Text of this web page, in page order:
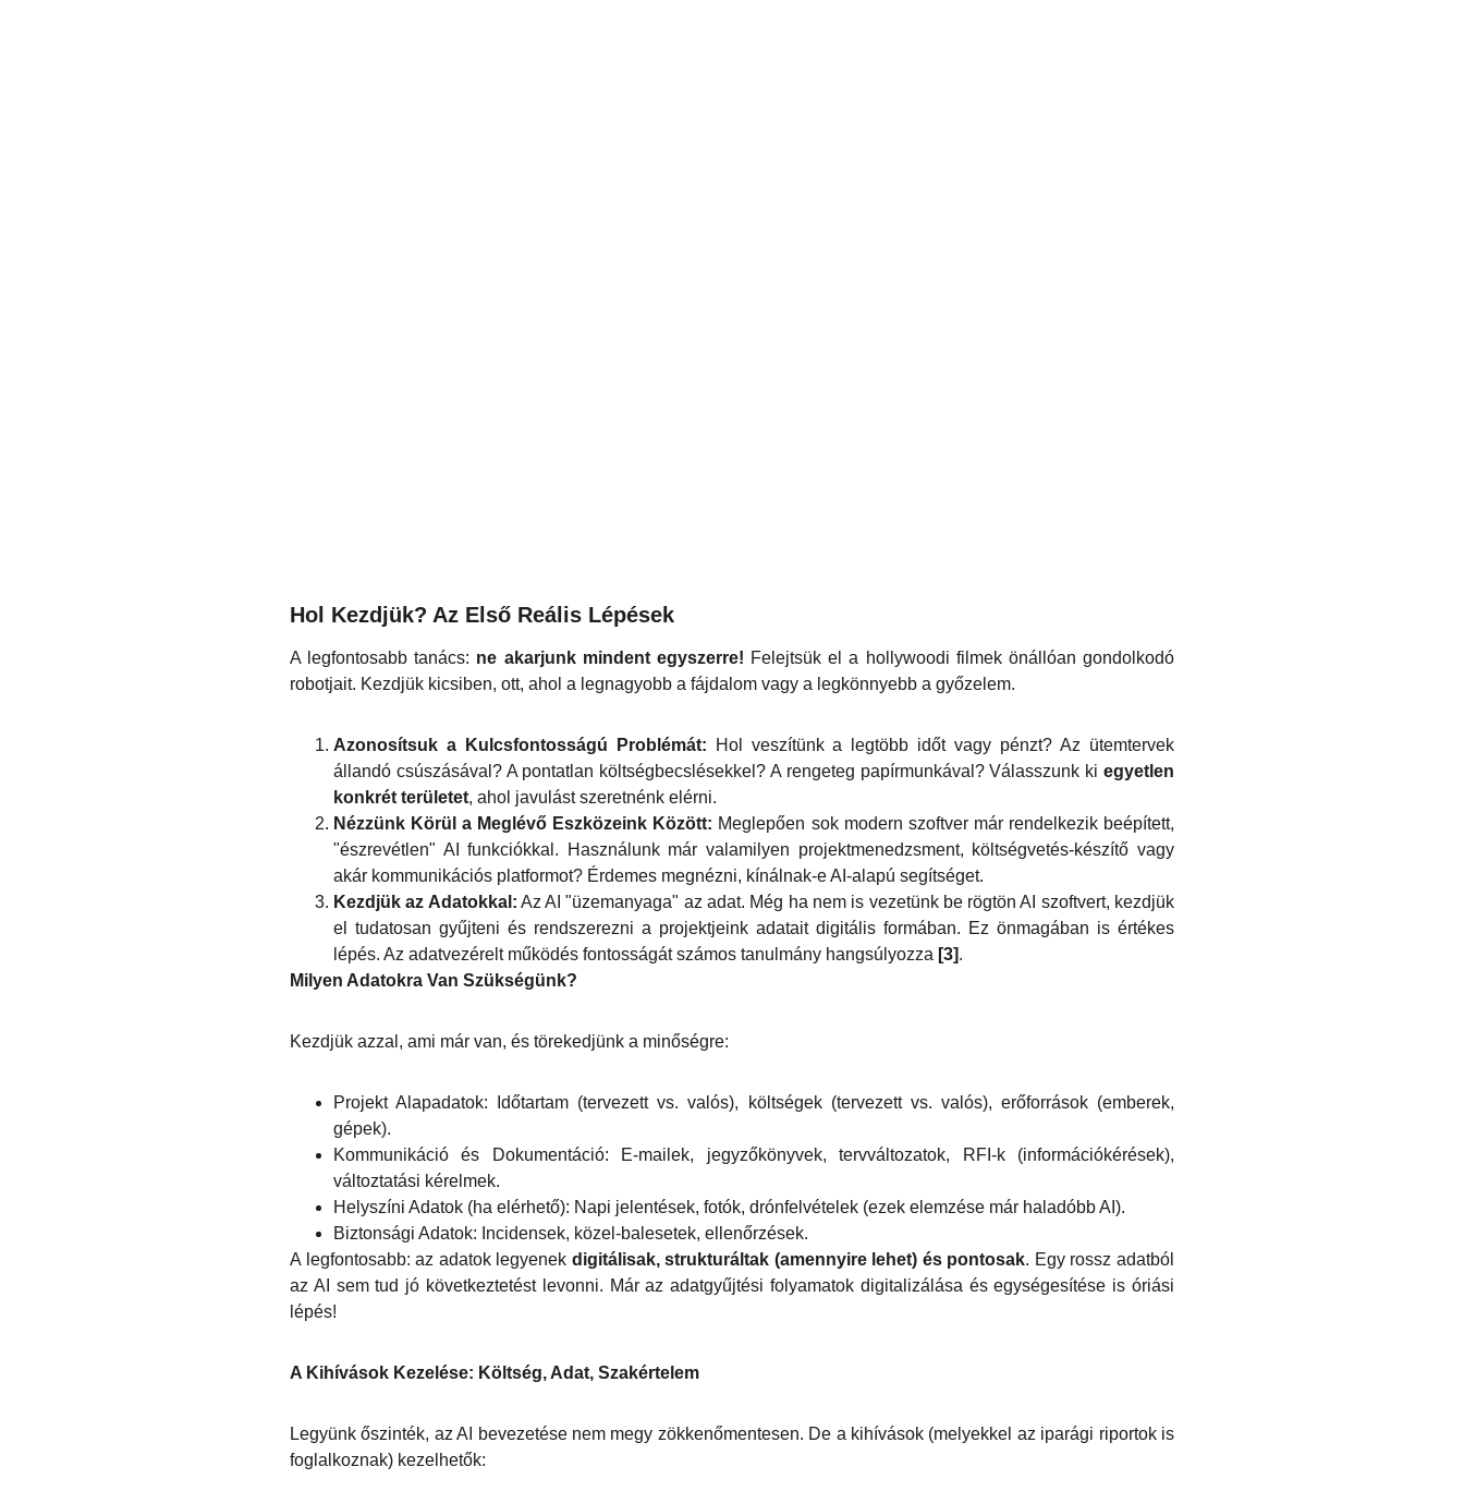
Hol Kezdjük? Az Első Reális Lépések
A legfontosabb tanács: ne akarjunk mindent egyszerre! Felejtsük el a hollywoodi filmek önállóan gondolkodó
robotjait. Kezdjük kicsiben, ott, ahol a legnagyobb a fájdalom vagy a legkönnyebb a győzelem.
Azonosítsuk a Kulcsfontosságú Problémát: Hol veszítünk a legtöbb időt vagy pénzt? Az ütemtervek
állandó csúszásával? A pontatlan költségbecslésekkel? A rengeteg papírmunkával? Válasszunk ki egyetlen
konkrét területet, ahol javulást szeretnénk elérni.
Nézzünk Körül a Meglévő Eszközeink Között: Meglepően sok modern szoftver már rendelkezik beépített,
"észrevétlen" AI funkciókkal. Használunk már valamilyen projektmenedzsment, költségvetés-készítő vagy
akár kommunikációs platformot? Érdemes megnézni, kínálnak-e AI-alapú segítséget.
Kezdjük az Adatokkal: Az AI "üzemanyaga" az adat. Még ha nem is vezetünk be rögtön AI szoftvert, kezdjük
el tudatosan gyűjteni és rendszerezni a projektjeink adatait digitális formában. Ez önmagában is értékes
lépés. Az adatvezérelt működés fontosságát számos tanulmány hangsúlyozza [3].
Milyen Adatokra Van Szükségünk?
Kezdjük azzal, ami már van, és törekedjünk a minőségre:
Projekt Alapadatok: Időtartam (tervezett vs. valós), költségek (tervezett vs. valós), erőforrások (emberek,
gépek).
Kommunikáció és Dokumentáció: E-mailek, jegyzőkönyvek, tervváltozatok, RFI-k (információkérések),
változtatási kérelmek.
Helyszíni Adatok (ha elérhető): Napi jelentések, fotók, drónfelvételek (ezek elemzése már haladóbb AI).
Biztonsági Adatok: Incidensek, közel-balesetek, ellenőrzések.
A legfontosabb: az adatok legyenek digitálisak, strukturáltak (amennyire lehet) és pontosak. Egy rossz adatból
az AI sem tud jó következtetést levonni. Már az adatgyűjtési folyamatok digitalizálása és egységesítése is óriási
lépés!
A Kihívások Kezelése: Költség, Adat, Szakértelem
Legyünk őszinték, az AI bevezetése nem megy zökkenőmentesen. De a kihívások (melyekkel az iparági riportok is
foglalkoznak) kezelhetők: